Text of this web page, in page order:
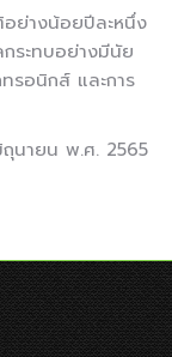
ย่างน้อยปีละหนึ่ง
ระทบอย่างมีนัย
รอนิกส์ และการ
นายน พ.ศ. 2565